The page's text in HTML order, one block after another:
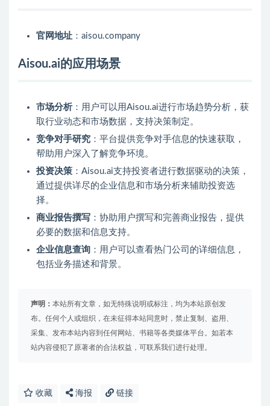
官网地址 ：aisou.company
Aisou.ai的应用场景
市场分析 ：用户可以用Aisou.ai进行市场趋势分析，获
取行业动态和市场数据，支持决策制定。
竞争对手研究 ：平台提供竞争对手信息的快速获取，
帮助用户深入了解竞争环境。
投资决策 ：Aisou.ai支持投资者进行数据驱动的决策，
通过提供详尽的企业信息和市场分析来辅助投资选
择。
商业报告撰写 ：协助用户撰写和完善商业报告，提供
必要的数据和信息支持。
企业信息查询 ：用户可以查看热门公司的详细信息，
包括业务描述和背景。
声明： 本站所有文章，如无特殊说明或标注，均为本站原创发
布。任何个人或组织，在未征得本站同意时，禁止复制、盗用、
采集、发布本站内容到任何网站、书籍等各类媒体平台。如若本
站内容侵犯了原著者的合法权益，可联系我们进行处理。
收藏 海报 链接